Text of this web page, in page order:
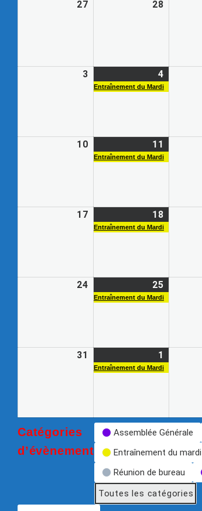
27 28
3 4
Entraînement du Mardi
10 11
Entraînement du Mardi
17 18
Entraînement du Mardi
24 25
Entraînement du Mardi
31 1
Entraînement du Mardi
Catégories
d’évènement
Assemblée Générale
Entraînement du mardi
Réunion de bureau
Toutes les catégories